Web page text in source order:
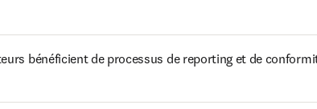
bénéficient de processus de reporting et de